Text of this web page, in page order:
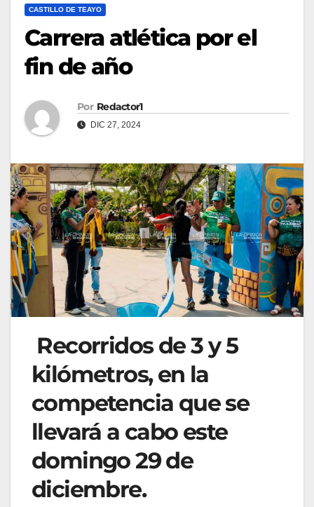
CASTILLO DE TEAYO
Carrera atlética por el
fin de año
Por Redactor1
DIC 27, 2024
Recorridos de 3 y 5
kilómetros, en la
competencia que se
llevará a cabo este
domingo 29 de
diciembre.